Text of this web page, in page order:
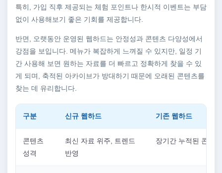
특히, 가입 직후 제공되는 체험 포인트나 한시적 이벤트는 부담
없이 사용해보기 좋은 기회를 제공합니다.
반면, 오랫동안 운영된 웹하드는 안정성과 콘텐츠 다양성에서
강점을 보입니다. 메뉴가 복잡하게 느껴질 수 있지만, 일정 기
간 사용해 보면 원하는 자료를 더 빠르고 정확하게 찾을 수 있
게 되며, 축적된 아카이브가 방대하기 때문에 오래된 콘텐츠를
찾는 데 유리합니다.
구분 신규 웹하드 기존 웹하드
콘텐츠
성격
최신 자료 위주, 트렌드
반영
장기간 누적된 콘텐